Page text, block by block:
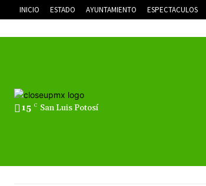
INICIO ESTADO AYUNTAMIENTO ESPECTACULOS
15 C San Luis Potosí